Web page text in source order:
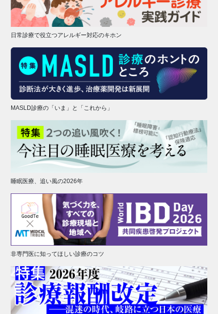
日常診療で役立つアレルギー対応のキホン
MASLD診療の「いま」と「これから」
睡眠医療、追い風の2026年
非専門医に知ってほしい診療のコツ